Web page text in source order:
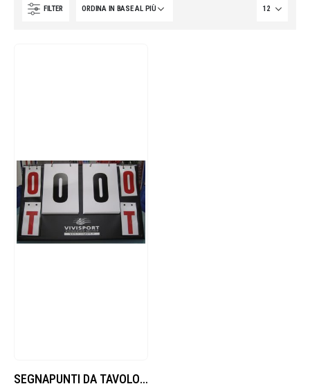
FILTER
SEGNAPUNTI DA TAVOLO CON NUMERAZIONE BIFACCIALE DA 0 A 50 E SEGNALAZIONE TIME-OUT.